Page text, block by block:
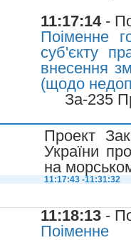
11:17:14-
Поіменне
суб'єкту
внесення
(щодо
За-235
Проект
України
на
11:17:43 -11:31:32
11:18:13 -
Поіменне